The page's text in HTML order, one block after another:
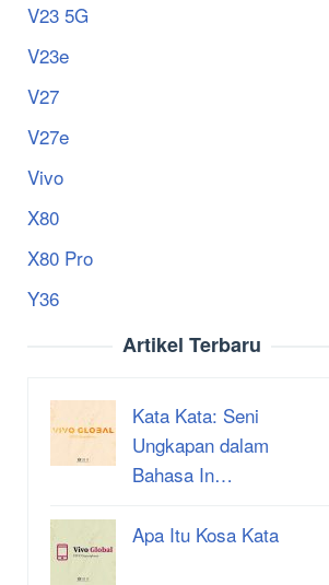
V23 5G
V23e
V27
V27e
Vivo
X80
X80 Pro
Y36
Artikel Terbaru
Kata Kata: Seni
Ungkapan dalam
Bahasa In…
Apa Itu Kosa Kata